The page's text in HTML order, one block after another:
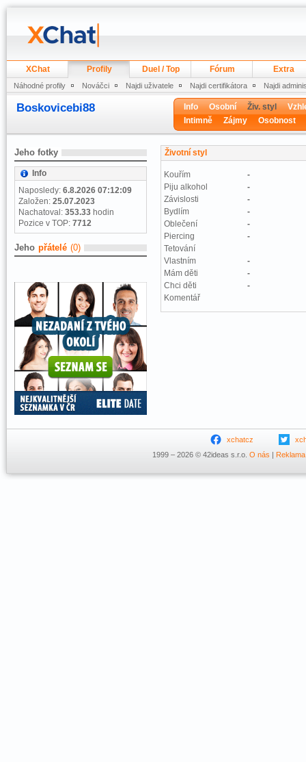
XChat Profily Duel / Top Fórum Extra
Náhodné profily Nováčci Najdi uživatele Najdi certifikátora Najdi
Boskovicebi88 Info Osobní Živ. styl
Intimně
Zájmy Osobnost
Jeho fotky
Info
Naposledy: 6.8.2026 07:12:09
Založen: 25.07.2023
Nachatoval: 353.33 hodin
Pozice v TOP: 7712
Jeho přátelé (0)
Životní styl
Kouřím
-
Piju alkohol
-
Závislosti
-
Bydlím
-
Oblečení
-
Piercing
-
Tetování
Vlastním
-
Mám děti
-
Chci děti
-
Komentář
xchatcz
1999 – 2026 © 42ideas s.r.o. O nás | Reklama